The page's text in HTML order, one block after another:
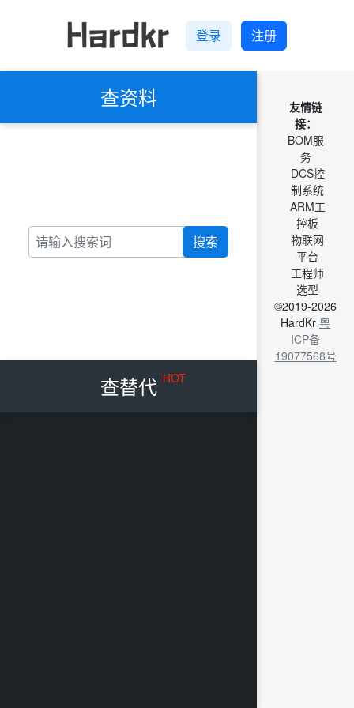
登录 注册
查资料
搜索
查替代 HOT
友情链
接：
BOM服
务
DCS控
制系统
ARM工
控板
物联网
平台
工程师
选型
©2019-2026
HardKr 粤
ICP备
19077568号